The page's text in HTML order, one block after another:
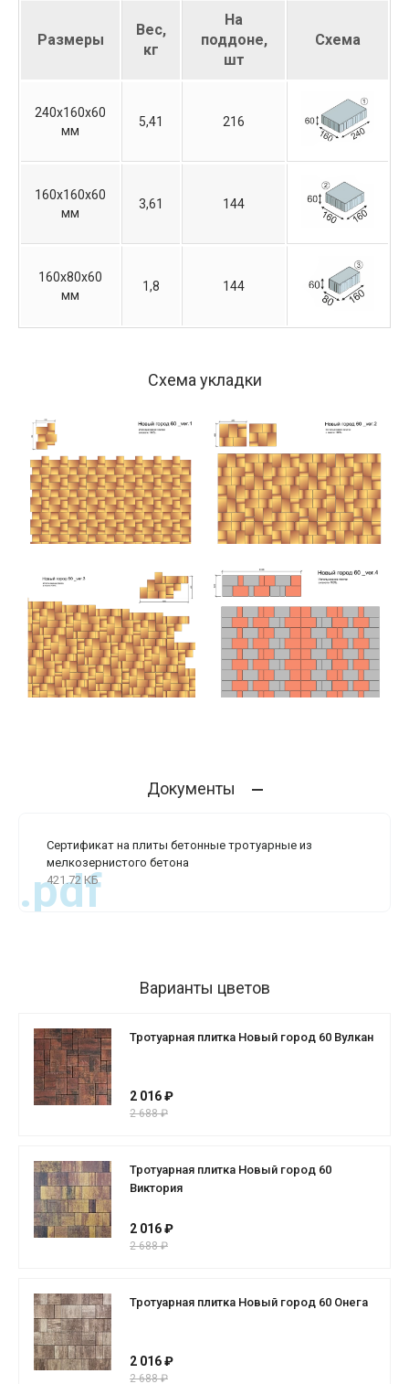
Размеры
Вес,
кг
На
поддоне,
шт
Схема
240х160х60
мм
5,41 216
160х160х60
мм
3,61 144
160х80х60
мм
1,8 144
Схема укладки
Документы
Сертификат на плиты бетонные тротуарные из
мелкозернистого бетона
421.72 КБ
.pdf
Варианты цветов
Тротуарная плитка Новый город 60 Вулкан
2 016 ₽
2 688 ₽
Тротуарная плитка Новый город 60
Виктория
2 016 ₽
2 688 ₽
Тротуарная плитка Новый город 60 Онега
2 016 ₽
2 688 ₽